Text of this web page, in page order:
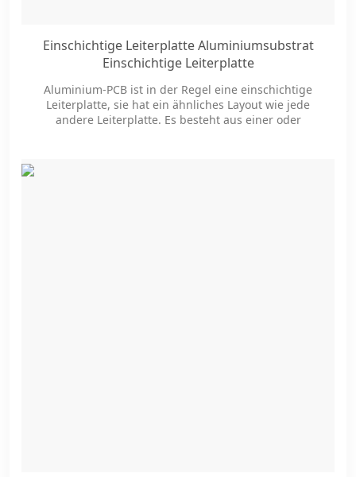
Einschichtige Leiterplatte Aluminiumsubstrat
Einschichtige Leiterplatte
Aluminium-PCB ist in der Regel eine einschichtige
Leiterplatte, sie hat ein ähnliches Layout wie jede
andere Leiterplatte. Es besteht aus einer oder